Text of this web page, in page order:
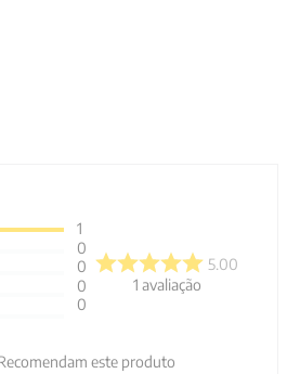
1
0
0
0
0
5.00
1 avaliação
este produto